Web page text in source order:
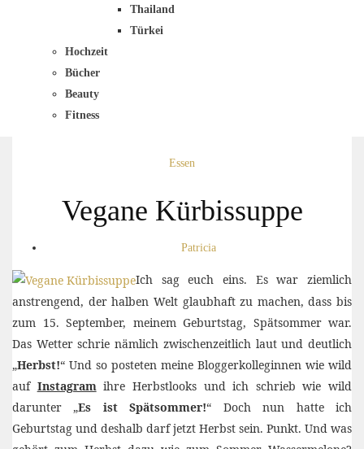
Thailand
Türkei
Hochzeit
Bücher
Beauty
Fitness
Essen
Vegane Kürbissuppe
Patricia
Ich sag euch eins. Es war ziemlich
anstrengend, der halben Welt glaubhaft zu machen, dass bis
zum 15. September, meinem Geburtstag, Spätsommer war.
Das Wetter schrie nämlich zwischenzeitlich laut und deutlich
„Herbst!“ Und so posteten meine Bloggerkolleginnen wie wild
auf Instagramihre Herbstlooks und ich schrieb wie wild
darunter „Es ist Spätsommer!“ Doch nun hatte ich
Geburtstag und deshalb darf jetzt Herbst sein. Punkt. Und was